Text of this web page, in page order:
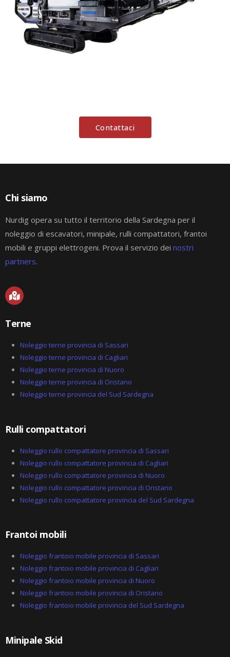
Contattaci
Chi siamo
Nurdig opera su tutto il territorio della Sardegna per il
noleggio di escavatori, minipale, rulli compattatori, frantoi
mobili e gruppi elettrogeni. Prova il servizio dei nostri
partners.
M
a
p
m
r
k
d
-
a
Terne
Noleggio terne provincia di Sassari
Noleggio terne provincia di Cagliari
Noleggio terne provincia di Nuoro
Noleggio terne provincia di Oristano
Noleggio terne provincia del Sud Sardegna
Rulli compattatori
Noleggio rullo compattatore provincia di Sassari
Noleggio rullo compattatore provincia di Cagliari
Noleggio rullo compattatore provincia di Nuoro
Noleggio rullo compattatore provincia di Oristano
Noleggio rullo compattatore provincia del Sud Sardegna
Frantoi mobili
Noleggio frantoio mobile provincia di Sassari
Noleggio frantoio mobile provincia di Cagliari
Noleggio frantoio mobile provincia di Nuoro
Noleggio frantoio mobile provincia di Oristano
Noleggio frantoio mobile provincia del Sud Sardegna
Minipale Skid